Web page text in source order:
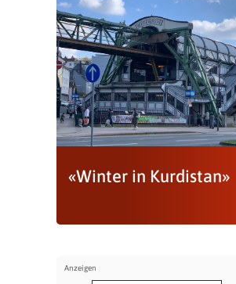
«Winter in Kurdistan»